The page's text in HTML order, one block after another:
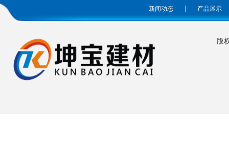
新闻动态 产品展示
版